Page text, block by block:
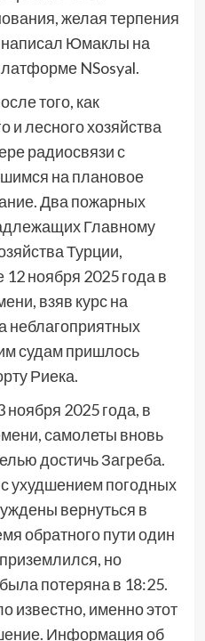
желая терпения
написал Юмаклы на
NSosyal.
того, как
и лесного хозяйства
радиосвязи с
на плановое
Два пожарных
Главному
Турции,
ноября 2025 года в
взяв курс на
неблагоприятных
судам пришлось
Риека.
2025 года, в
самолеты вновь
достичь Загреба.
ухудшением погодных
вернуться в
обратного пути один
но
потеряна в 18:25.
известно, именно этот
Информация об